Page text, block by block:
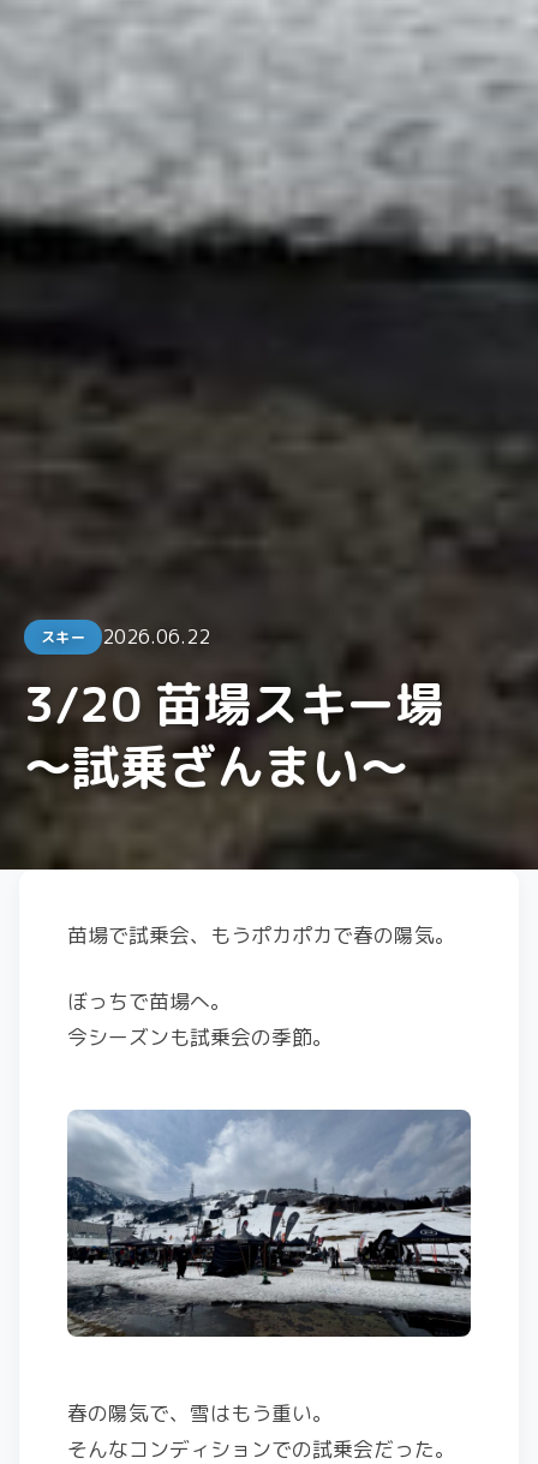
スキー 2026.06.22
3/20 苗場スキー場
〜試乗ざんまい〜
苗場で試乗会、もうポカポカで春の陽気。
ぼっちで苗場へ。
今シーズンも試乗会の季節。
春の陽気で、雪はもう重い。
そんなコンディションでの試乗会だった。